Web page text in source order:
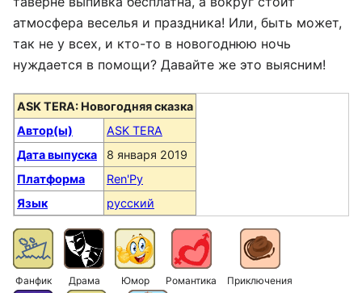
атмосфера веселья и праздника! Или, быть может,
так не у всех, и кто-то в новогоднюю ночь
нуждается в помощи? Давайте же это выясним!
ASK TERA: Новогодняя сказка
Автор(ы)
ASK TERA
Дата выпуска
8 января 2019
Платформа
Ren'Py
Язык
русский
Фанфик Драма Юмор Романтика Приключения